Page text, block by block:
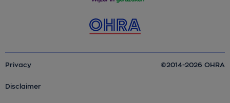
Privacy
Disclaimer
©2014-2026 OHRA